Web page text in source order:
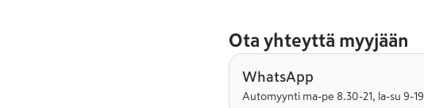
Ota yhteyttä myyjään
WhatsApp
Automyynti ma-pe 8.30-21, la-su 9-19